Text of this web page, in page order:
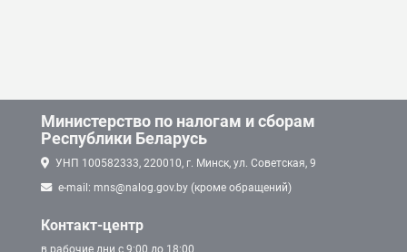
Министерство по налогам и сборам
Республики Беларусь
УНП 100582333, 220010, г. Минск, ул. Советская, 9
e-mail: mns@nalog.gov.by (кроме обращений)
Контакт-центр